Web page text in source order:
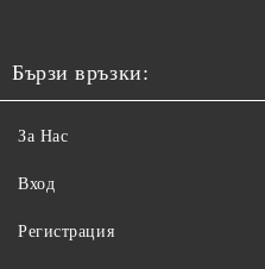
Бързи връзки:
За Нас
Вход
Регистрация